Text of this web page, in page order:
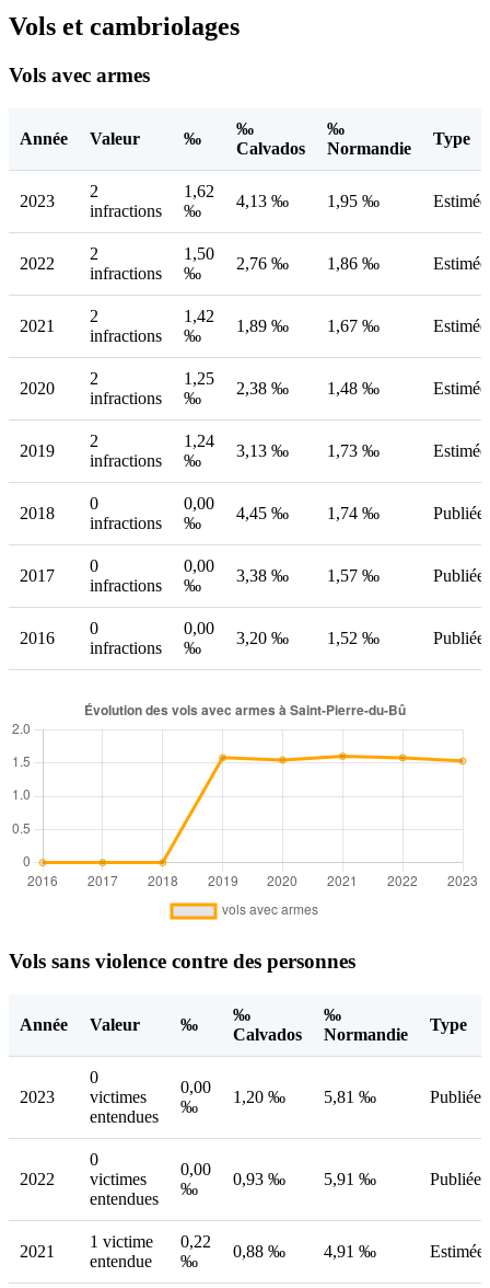
Vols et cambriolages
Vols avec armes
Année Valeur ‰
‰
Calvados
‰
Normandie
Type
2023
2
infractions
1,62
‰
4,13 ‰ 1,95 ‰ Estimée
2022
2
infractions
1,50
‰
2,76 ‰ 1,86 ‰ Estimée
2021
2
infractions
1,42
‰
1,89 ‰ 1,67 ‰ Estimée
2020
2
infractions
1,25
‰
2,38 ‰ 1,48 ‰ Estimée
2019
2
infractions
1,24
‰
3,13 ‰ 1,73 ‰ Estimée
2018
0
infractions
0,00
‰
4,45 ‰ 1,74 ‰ Publiée
2017
0
infractions
0,00
‰
3,38 ‰ 1,57 ‰ Publiée
2016
0
infractions
0,00
‰
3,20 ‰ 1,52 ‰ Publiée
Vols sans violence contre des personnes
Année Valeur ‰
‰
Calvados
‰
Normandie
Type
2023
0
victimes
entendues
0,00
‰
1,20 ‰ 5,81 ‰ Publiée
2022
0
victimes
entendues
0,00
‰
0,93 ‰ 5,91 ‰ Publiée
2021
1 victime
entendue
0,22
‰
0,88 ‰ 4,91 ‰ Estimée